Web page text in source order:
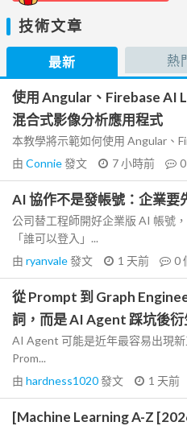
技術文章
最新 熱
使用 Angular、Firebase AI
混合式影像分析應用程式
本教學將示範如何使用 Angular、
由 Connie發文 7 小時前 0
AI 協作不是發帳號：企業要
公司替工程師開好企業版 AI 帳號
「誰可以登入」...
由 ryanvale發文 1 天前 0
從 Prompt 到 Graph
詞，而是 AI Agent 踩坑後
AI Agent 可能是近年最容易出現
Prom...
由 hardness1020發文 1 天前
[Machine Learning A-Z